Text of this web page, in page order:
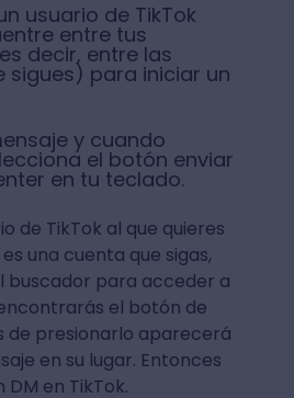
usuario de TikTok
entre tus
decir, entre las
sigues) para iniciar un
y cuando
el botón enviar
en tu teclado.
de TikTok al que quieres
una cuenta que sigas,
buscador para acceder a
el botón de
de presionarlo aparecerá
en su lugar. Entonces
en TikTok.